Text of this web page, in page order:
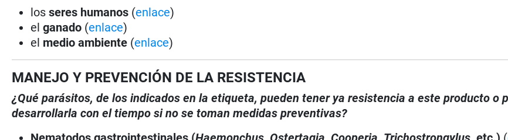
losseres humanos (enlace)
elganado (enlace)
el medio ambiente (enlace)
MANEJO Y PREVENCIÓN DE LA RESISTENCIA
¿Qué parásitos, de los indicados en la etiqueta, pueden tener ya resistencia a este producto o
desarrollarla con el tiempo si no se toman medidas preventivas?